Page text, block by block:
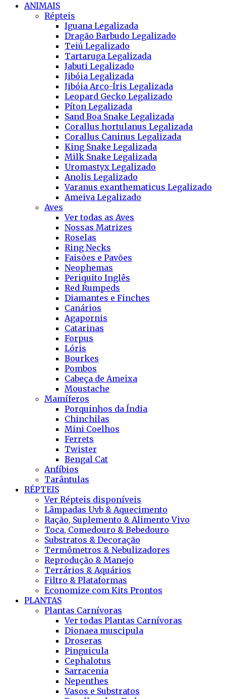
ANIMAIS
Répteis
Iguana Legalizada
Dragão Barbudo Legalizado
Teiú Legalizado
Tartaruga Legalizada
Jabuti Legalizado
Jibóia Legalizada
Jibóia Arco-Íris Legalizada
Leopard Gecko Legalizado
Píton Legalizada
Sand Boa Snake Legalizada
Corallus hortulanus Legalizada
Corallus Caninus Legalizada
King Snake Legalizada
Milk Snake Legalizada
Uromastyx Legalizado
Anolis Legalizado
Varanus exanthematicus Legalizado
Ameiva Legalizado
Aves
Ver todas as Aves
Nossas Matrizes
Roselas
Ring Necks
Faisões e Pavões
Neophemas
Periquito Inglês
Red Rumpeds
Diamantes e Finches
Canários
Agapornis
Catarinas
Forpus
Lóris
Bourkes
Pombos
Cabeça de Ameixa
Moustache
Mamíferos
Porquinhos da Índia
Chinchilas
Mini Coelhos
Ferrets
Twister
Bengal Cat
Anfíbios
Tarântulas
RÉPTEIS
Ver Répteis disponíveis
Lâmpadas Uvb & Aquecimento
Ração, Suplemento & Alimento Vivo
Toca, Comedouro & Bebedouro
Substratos & Decoração
Termômetros & Nebulizadores
Reprodução & Manejo
Terrários & Aquários
Filtro & Plataformas
Economize com Kits Prontos
PLANTAS
Plantas Carnívoras
Ver todas Plantas Carnívoras
Dionaea muscipula
Droseras
Pinguicula
Cephalotus
Sarracenia
Nepenthes
Vasos e Substratos